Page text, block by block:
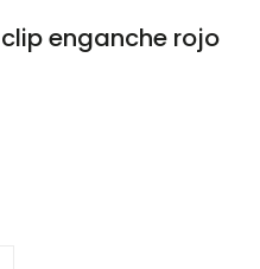
enganche rojo